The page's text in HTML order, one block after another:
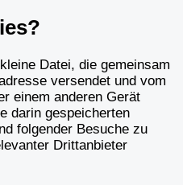
Datei, die gemeinsam
versendet und vom
einem anderen Gerät
darin gespeicherten
folgender Besuche zu
Drittanbieter